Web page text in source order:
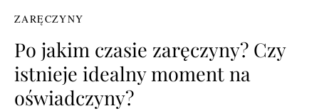
ZARĘCZYNY
Po jakim czasie zaręczyny? Czy
istnieje idealny moment na
oświadczyny?